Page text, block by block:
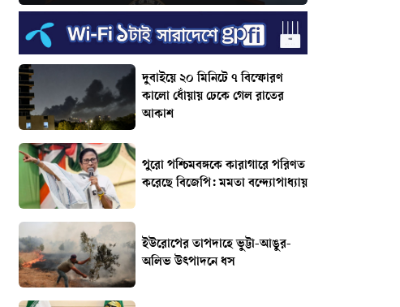
দুবাইয়ে ২০ মিনিটে ৭ বিস্ফোরণ
কালো ধোঁয়ায় ঢেকে গেল রাতের
আকাশ
পুরো পশ্চিমবঙ্গকে কারাগারে পরিণত
করেছে বিজেপি: মমতা বন্দ্যোপাধ্যায়
ইউরোপের তাপদাহে ভুট্টা-আঙুর-
অলিভ উৎপাদনে ধস